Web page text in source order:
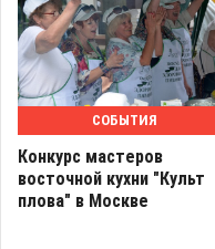
СОБЫТИЯ
Конкурс мастеров
восточной кухни "Культ
плова" в Москве